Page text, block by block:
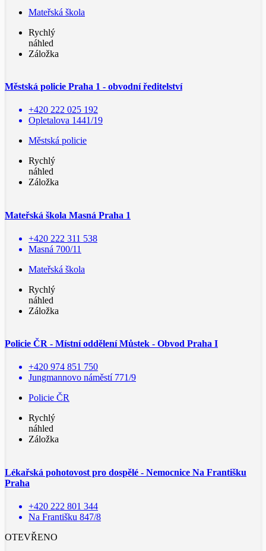
Mateřská škola
Rychlý
náhled
Záložka
Městská policie Praha 1 - obvodní ředitelství
+420 222 025 192
Opletalova 1441/19
Městská policie
Rychlý
náhled
Záložka
Mateřská škola Masná Praha 1
+420 222 311 538
Masná 700/11
Mateřská škola
Rychlý
náhled
Záložka
Policie ČR - Místní oddělení Můstek - Obvod Praha I
+420 974 851 750
Jungmannovo náměstí 771/9
Policie ČR
Rychlý
náhled
Záložka
Lékařská pohotovost pro dospělé - Nemocnice Na Františku
Praha
+420 222 801 344
Na Františku 847/8
OTEVŘENO